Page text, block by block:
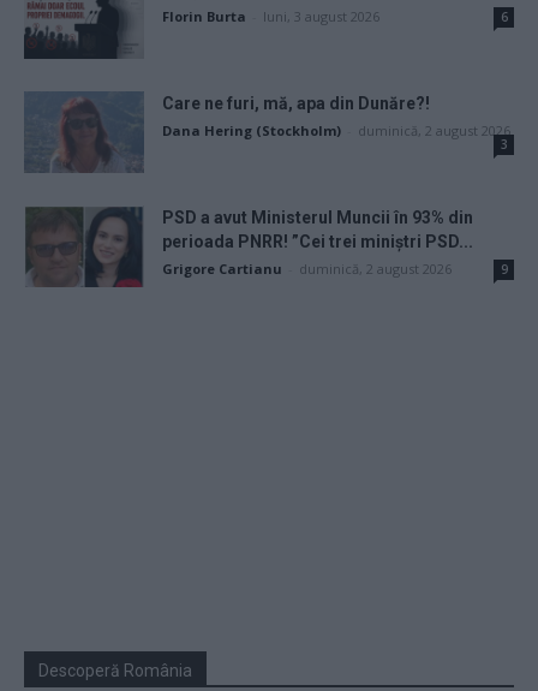
Florin Burta luni, 3 august 2026 6
Care ne furi, mă, apa din Dunăre?!
Dana Hering (Stockholm) duminică, 2 august 2026
3
PSD a avut Ministerul Muncii în 93% din
perioada PNRR! ”Cei trei miniştri PSD...
Grigore Cartianu duminică, 2 august 2026 9
Descoperă România